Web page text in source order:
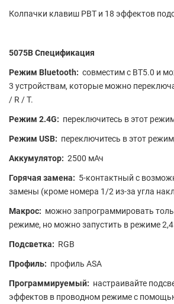
Колпачки клавиш PBT и 18 эффектов
5075B Спецификация
Режим Bluetooth: совместим с BT5.0 и
3 устройствам, которые можно
/ R / T.
Режим 2.4G: переключитесь в этот
Режим USB: переключитесь в этот
Аккумулятор: 2500 мАч
Горячая замена: 5-контактный с
замены (кроме номера 1/2 из-за угла
Макрос: можно запрограммировать
режиме, но можно запустить в режиме
Подсветка: RGB
Профиль: профиль ASA
Программируемый: настраивайте
эффектов в проводном режиме с